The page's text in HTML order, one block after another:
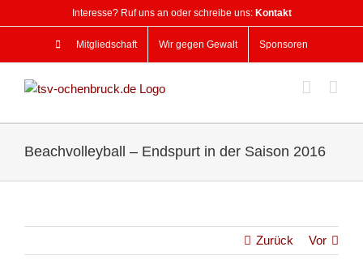
Inhalt
Interesse? Ruf uns an oder schreibe uns: Kontakt
Mitgliedschaft Wir gegen Gewalt Sponsoren
Beachvolleyball – Endspurt in der Saison 2016
Zurück Vor